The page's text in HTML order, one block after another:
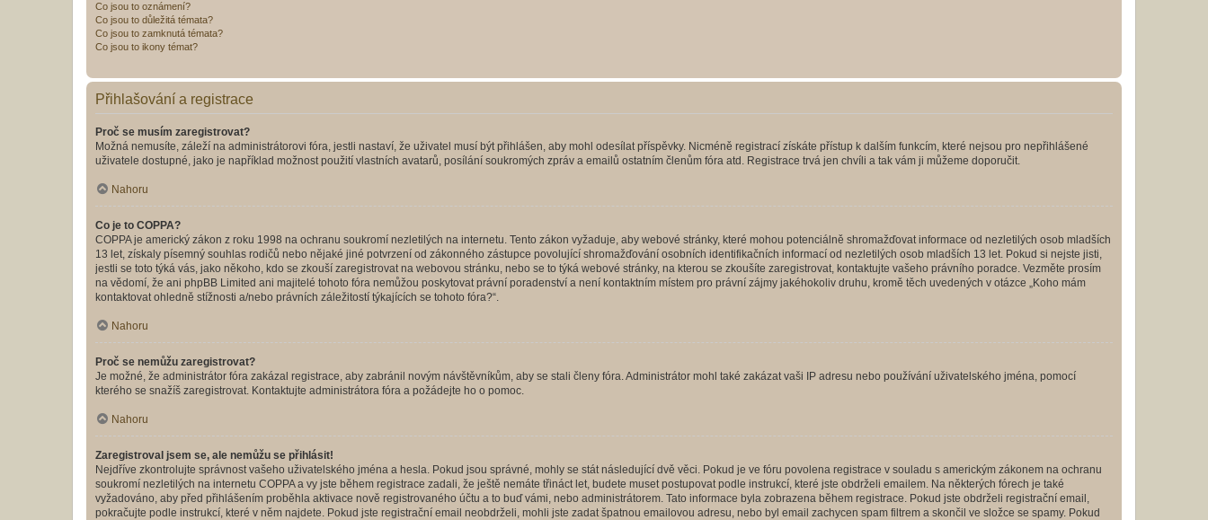
Co jsou to oznámení?
Co jsou to důležitá témata?
Co jsou to zamknutá témata?
Co jsou to ikony témat?
Přihlašování a registrace
Proč se musím zaregistrovat?
Možná nemusíte, záleží na administrátorovi fóra, jestli nastaví, že uživatel musí být přihlášen, aby mohl odesílat příspěvky. Nicméně registrací získáte přístup k dalším funkcím, které nejsou pro nepřihlášené
uživatele dostupné, jako je například možnost použití vlastních avatarů, posílání soukromých zpráv a emailů ostatním členům fóra atd. Registrace trvá jen chvíli a tak vám ji můžeme doporučit.
Nahoru
Co je to COPPA?
COPPA je americký zákon z roku 1998 na ochranu soukromí nezletilých na internetu. Tento zákon vyžaduje, aby webové stránky, které mohou potenciálně shromažďovat informace od nezletilých osob mladších
13 let, získaly písemný souhlas rodičů nebo nějaké jiné potvrzení od zákonného zástupce povolující shromažďování osobních identifikačních informací od nezletilých osob mladších 13 let. Pokud si nejste jisti,
jestli se toto týká vás, jako někoho, kdo se zkouší zaregistrovat na webovou stránku, nebo se to týká webové stránky, na kterou se zkoušíte zaregistrovat, kontaktujte vašeho právního poradce. Vezměte prosím
na vědomí, že ani phpBB Limited ani majitelé tohoto fóra nemůžou poskytovat právní poradenství a není kontaktním místem pro právní zájmy jakéhokoliv druhu, kromě těch uvedených v otázce „Koho mám
kontaktovat ohledně stížnosti a/nebo právních záležitostí týkajících se tohoto fóra?“.
Nahoru
Proč se nemůžu zaregistrovat?
Je možné, že administrátor fóra zakázal registrace, aby zabránil novým návštěvníkům, aby se stali členy fóra. Administrátor mohl také zakázat vaši IP adresu nebo používání uživatelského jména, pomocí
kterého se snažíš zaregistrovat. Kontaktujte administrátora fóra a požádejte ho o pomoc.
Nahoru
Zaregistroval jsem se, ale nemůžu se přihlásit!
Nejdříve zkontrolujte správnost vašeho uživatelského jména a hesla. Pokud jsou správné, mohly se stát následující dvě věci. Pokud je ve fóru povolena registrace v souladu s americkým zákonem na ochranu
soukromí nezletilých na internetu COPPA a vy jste během registrace zadali, že ještě nemáte třináct let, budete muset postupovat podle instrukcí, které jste obdrželi emailem. Na některých fórech je také
vyžadováno, aby před přihlášením proběhla aktivace nově registrovaného účtu a to buď vámi, nebo administrátorem. Tato informace byla zobrazena během registrace. Pokud jste obdrželi registrační email,
pokračujte podle instrukcí, které v něm najdete. Pokud jste registrační email neobdrželi, mohli jste zadat špatnou emailovou adresu, nebo byl email zachycen spam filtrem a skončil ve složce se spamy. Pokud